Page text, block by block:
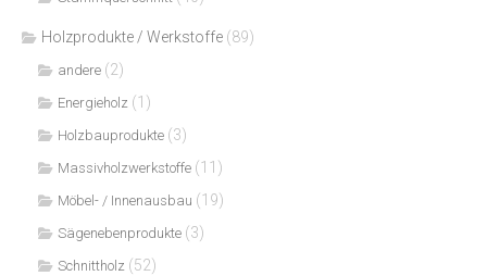
Holzprodukte / Werkstoffe (89)
andere (2)
Energieholz (1)
Holzbauprodukte (3)
Massivholzwerkstoffe (11)
Möbel- / Innenausbau (19)
Sägenebenprodukte (3)
Schnittholz (52)